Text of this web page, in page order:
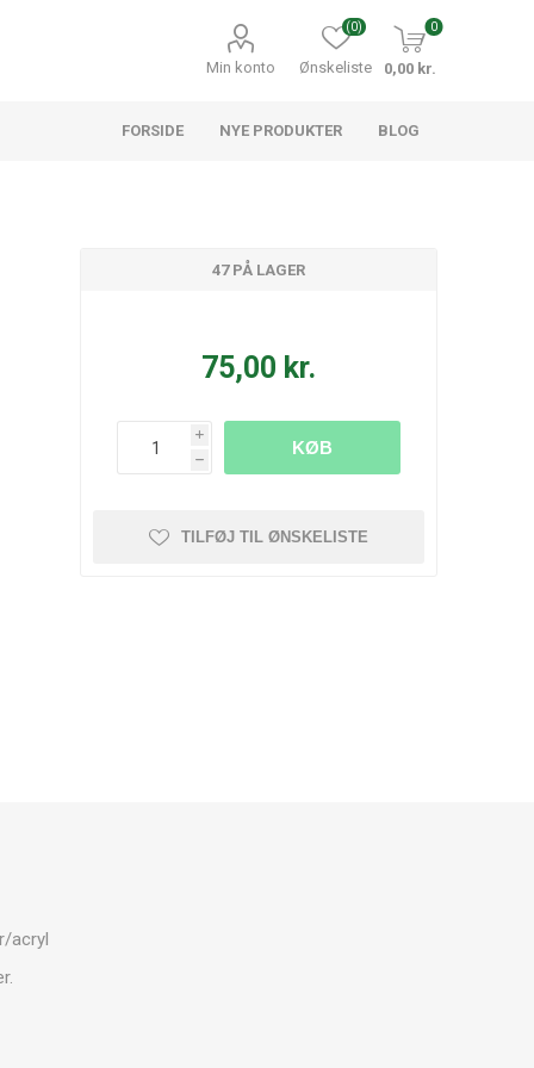
Min konto Ønskeliste
(0) 0
0,00 kr.
FORSIDE NYE PRODUKTER BLOG
47 PÅ LAGER
75,00 kr.
i
h
KØB
TILFØJ TIL ØNSKELISTE
acryl